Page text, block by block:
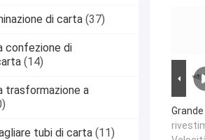
di carta (37)
confezione di
(14)
trasformazione a
tubi di carta (11)